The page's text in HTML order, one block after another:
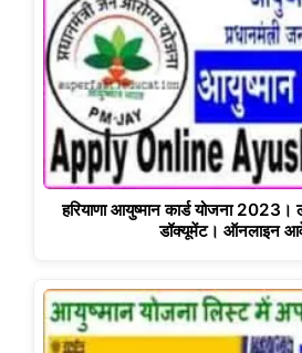
हरियाणा आयुष्मान कार्ड योजना 2023।
डॉक्यूमेंट। ऑनलाइन